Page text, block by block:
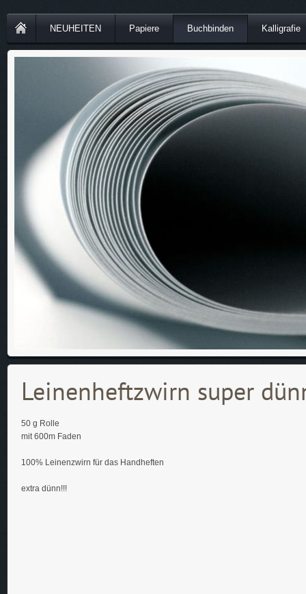
NEUHEITEN Papiere Buchbinden Kalligrafie
Leinenheftzwirn super
50 g Rolle
mit 600m Faden
100% Leinenzwirn für das Handheften
extra dünn!!!